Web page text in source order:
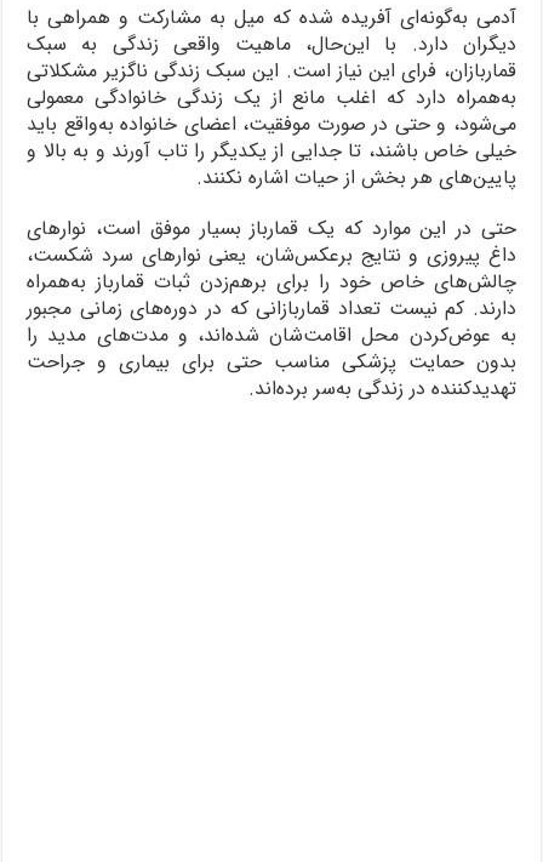
آدمی به‌گونه‌ای آفریده شده که میل به مشارکت و همراهی با
دیگران دارد. با این‌حال، ماهیت واقعی زندگی به سبک
قماربازان، فرای این نیاز است. این سبک زندگی ناگزیر مشکلاتی
به‌همراه دارد که اغلب مانع از یک زندگی خانوادگی معمولی
می‌شود، و حتی در صورت موفقیت، اعضای خانواده به‌واقع باید
خیلی خاص باشند، تا جدایی از یکدیگر را تاب آورند و به بالا و
پایین‌های هر بخش از حیات اشاره نکنند.
حتی در این موارد که یک قمارباز بسیار موفق است، نوارهای
داغ پیروزی و نتایج برعکس‌شان، یعنی نوارهای سرد شکست،
چالش‌های خاص خود را برای برهم‌زدن ثبات قمارباز به‌همراه
دارند. کم نیست تعداد قماربازانی که در دوره‌های زمانی مجبور
به عوض‌کردن محل اقامت‌شان شده‌اند، و مدت‌های مدید را
بدون حمایت پزشکی مناسب حتی برای بیماری و جراحت
تهدیدکننده در زندگی به‌سر برده‌اند.